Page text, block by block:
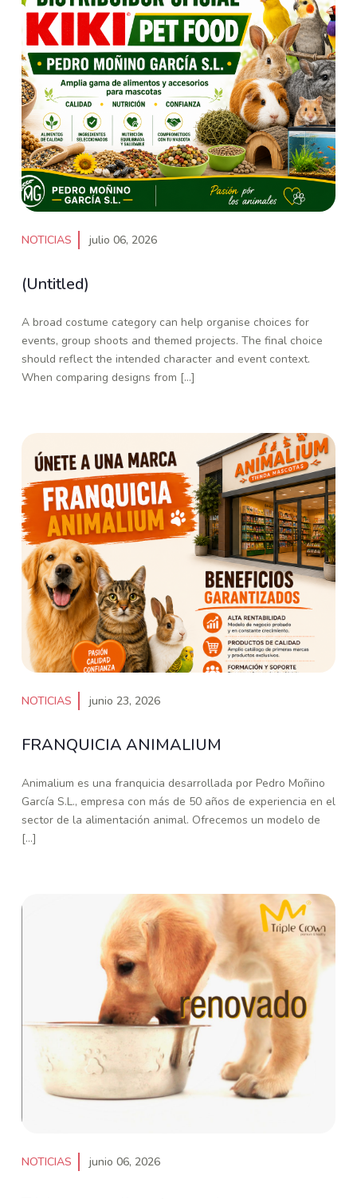
NOTICIAS julio 06, 2026
(Untitled)
A broad costume category can help organise choices for
events, group shoots and themed projects. The final choice
should reflect the intended character and event context.
When comparing designs from [...]
NOTICIAS junio 23, 2026
FRANQUICIA ANIMALIUM
Animalium es una franquicia desarrollada por Pedro Moñino
García S.L., empresa con más de 50 años de experiencia en el
sector de la alimentación animal. Ofrecemos un modelo de
[...]
NOTICIAS junio 06, 2026